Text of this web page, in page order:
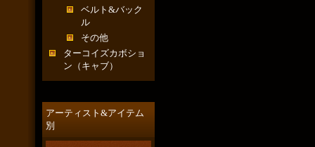
ベルト&バック
ル
その他
ターコイズカボショ
ン（キャブ）
アーティスト&アイテム
別